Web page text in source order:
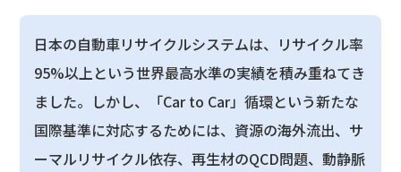
日本の自動車リサイクルシステムは、リサイクル率
95%以上という世界最高水準の実績を積み重ねてき
ました。しかし、「Car to Car」循環という新たな
国際基準に対応するためには、資源の海外流出、サ
ーマルリサイクル依存、再生材のQCD問題、動静脈